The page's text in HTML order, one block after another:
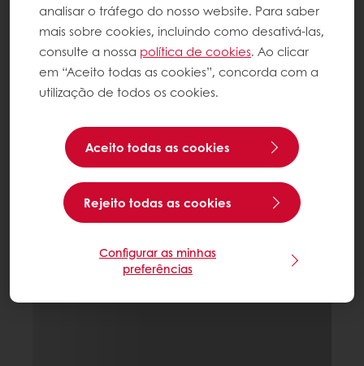
analisar o tráfego do nosso website. Para saber
mais sobre cookies, incluindo como desativá-las,
consulte a nossa política de cookies. Ao clicar
em “Aceito todas as cookies”, concorda com a
utilização de todos os cookies.
Aceito todas as cookies
Rejeito todas as cookies
Configurar as minhas
preferências